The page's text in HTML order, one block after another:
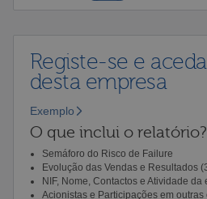
Registe-se e
desta empresa
Exemplo
O que inclui o relatório?
Semáforo do Risco de Failure
Evolução das Vendas e Resultados
NIF, Nome, Contactos e Atividade da
Acionistas e Participações em outras